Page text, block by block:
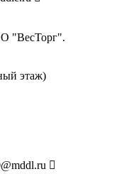
"ВесТорг".
этаж)